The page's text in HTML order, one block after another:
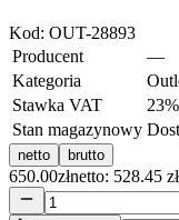
Kod: OUT-28893
Producent
—
Kategoria
Stawka VAT
23%
Stan magazynowy
netto brutto
650.00złnetto: 528.45 zł